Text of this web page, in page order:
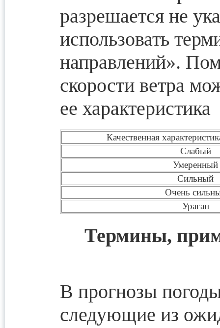
разрешается не
использовать
направлений».
скорости ветра
ее характеристика
Качественная
Слабый
Умеренный
Сильный
Очень
Ураган
Термины,
В прогнозы
следующие из